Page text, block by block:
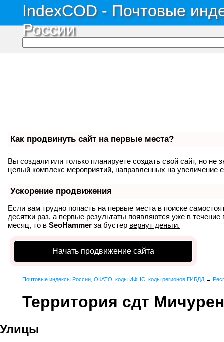
IndexCOD - Почтовые
России
Как продвинуть сайт на первые места?
Вы создали или только планируете создать свой сайт, но не
целый комплекс мероприятий, направленных на увеличение
Ускорение продвижения
Если вам трудно попасть на первые места в поиске
десятки раз, а первые результаты появляются уже в
месяц, то в SeoHammer за бустер вернут деньги.
Начать продвижение сайта
Почтовые индексы России, ОКАТО, коды ИФНС, коды регионов ГИБДД →
Территория сдт
Улицы